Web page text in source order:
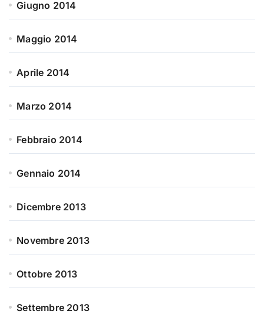
Giugno 2014
Maggio 2014
Aprile 2014
Marzo 2014
Febbraio 2014
Gennaio 2014
Dicembre 2013
Novembre 2013
Ottobre 2013
Settembre 2013